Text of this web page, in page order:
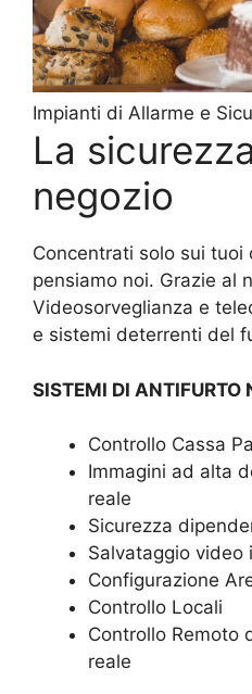
Impianti di Allarme e
La
negozio
Concentrati solo sui tuoi
pensiamo noi. Grazie al
Videosorveglianza e
e sistemi deterrenti del
SISTEMI DI ANTIFURTO
Controllo Cassa
Immagini ad alta
reale
Sicurezza
Salvataggio video
Configurazione
Controllo Locali
Controllo Remoto
reale